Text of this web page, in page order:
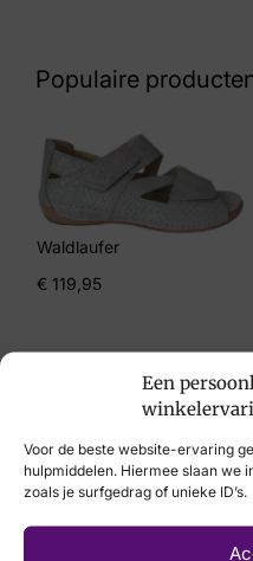
Een
Voor de beste website-ervaring
hulpmiddelen. Hiermee slaan we
zoals je surfgedrag of unieke ID’s.
37, 38, 39, 40, 41
Laura Vita
Artikelnummer
Populaire
Waldlaufer
€ 119,95
Laat uw